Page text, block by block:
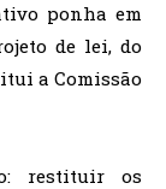
ponha em
de lei, do
a Comissão
restituir os